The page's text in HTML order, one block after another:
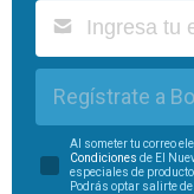
Regístrate a
Al someter tu correo
Condiciones de El
especiales de
Podrás optar salirte